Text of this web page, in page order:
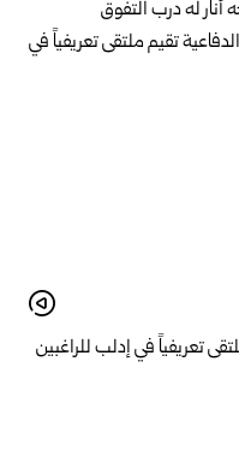
له درب التفوق
تعريفياً في إدلب للراغبين